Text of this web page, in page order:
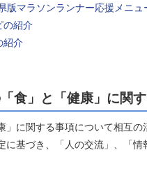
版マラソンランナー応援メニュ
の紹介
紹介
食」と「健康」に関
に関する事項について相互
に基づき、「人の交流」、「